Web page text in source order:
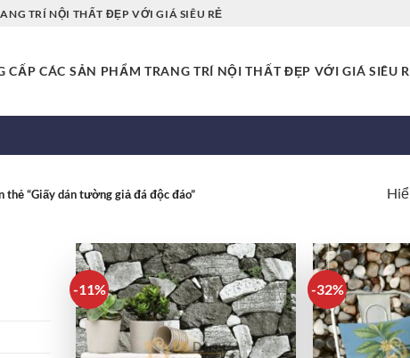
TRÍ NỘI THẤT ĐẸP VỚI GIÁ SIÊU RẺ
CẤP CÁC SẢN PHẨM TRANG TRÍ NỘI THẤT ĐẸP VỚI GIÁ SIÊU
thẻ “Giấy dán tường giả đá độc đáo”
-11% -32%